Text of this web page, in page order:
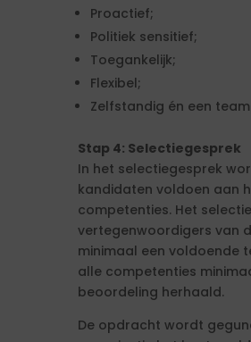
Proactief;
Politiek sensitief;
Toegankelijk;
Flexibel;
Zelfstandig én een
Stap 4: Selectiegesprek
In het selectiegesprek
kandidaten voldoen aan
competenties. Het
vertegenwoordigers van
minimaal een voldoende
alle competenties
beoordeling herhaald.
De opdracht wordt